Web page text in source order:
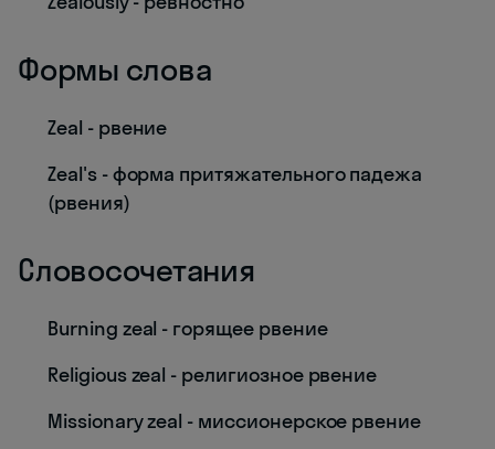
Формы слова
Zeal - рвение
Zeal's - форма притяжательного падежа
(рвения)
Словосочетания
Burning zeal - горящее рвение
Religious zeal - религиозное рвение
Missionary zeal - миссионерское рвение